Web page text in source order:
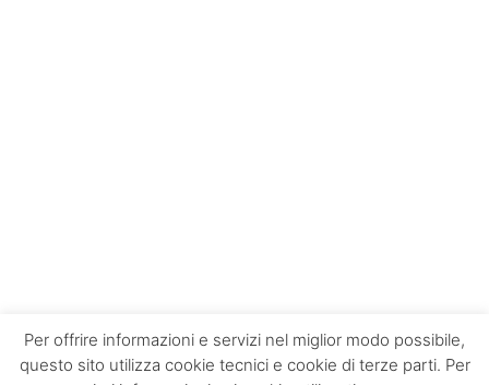
Per offrire informazioni e servizi nel miglior modo possibile,
questo sito utilizza cookie tecnici e cookie di terze parti. Per